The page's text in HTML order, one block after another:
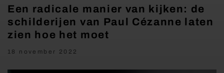
Een radicale manier van kijken: de
schilderijen van Paul Cézanne laten
zien hoe het moet
18 november 2022